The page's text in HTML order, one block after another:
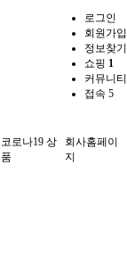
로그인
회원가입
정보찾기
쇼핑 1
커뮤니티
접속 5
코로나19 상
품
회사홈페이
지